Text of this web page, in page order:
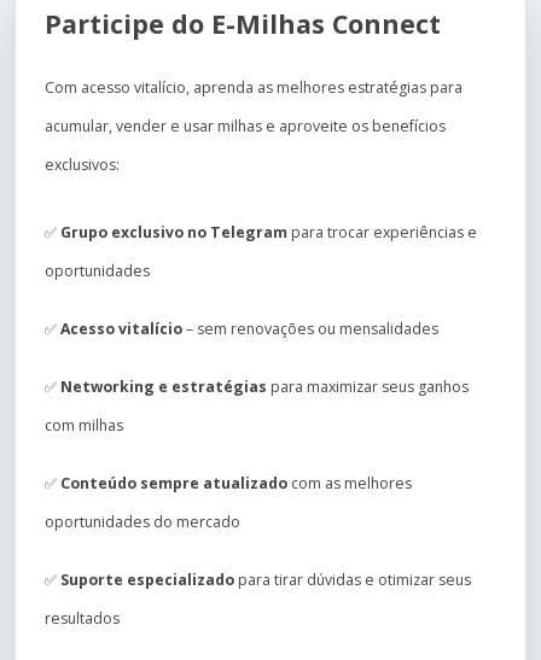
Participe do E-Milhas Connect
Com acesso vitalício, aprenda as melhores estratégias para
acumular, vender e usar milhas e aproveite os benefícios
exclusivos:
✅ Grupo exclusivo no Telegram para trocar experiências e
oportunidades
✅Acesso vitalício– sem renovações ou mensalidades
✅ Networking e estratégias para maximizar seus ganhos
com milhas
✅ Conteúdo sempre atualizado com as melhores
oportunidades do mercado
✅ Suporte especializado para tirar dúvidas e otimizar seus
resultados